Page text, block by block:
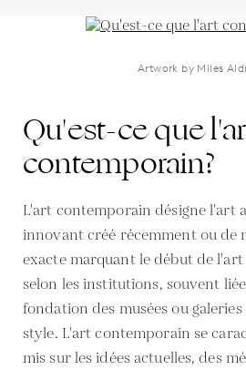
Artwork by Miles
Qu'est-ce que
contemporain?
L'art contemporain désigne l'art
innovant créé récemment ou de
exacte marquant le début de
selon les institutions, souvent
fondation des musées ou
style. L'art contemporain se
mis sur les idées actuelles, des